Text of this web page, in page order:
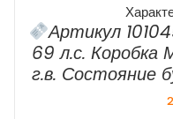
Артикул
69 л.с. Коробка
г.в. Состояние